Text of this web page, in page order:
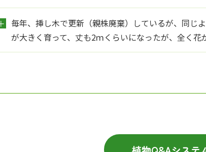
毎年、挿し木で更新（親株廃棄）しているが、同じ
が大きく育って、丈も2ｍくらいになったが、全く花